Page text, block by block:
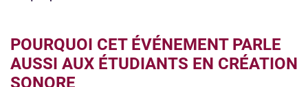
POURQUOI CET ÉVÉNEMENT PARLE
AUSSI AUX ÉTUDIANTS EN CRÉATION
SONORE